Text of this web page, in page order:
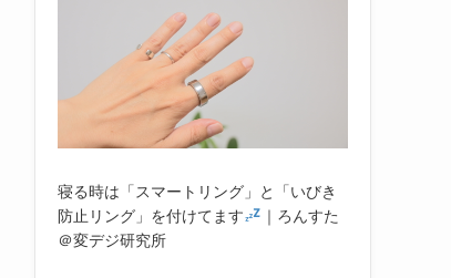
寝る時は「スマートリング」と「いびき
防止リング」を付けてます
｜ろんすた
＠変デジ研究所